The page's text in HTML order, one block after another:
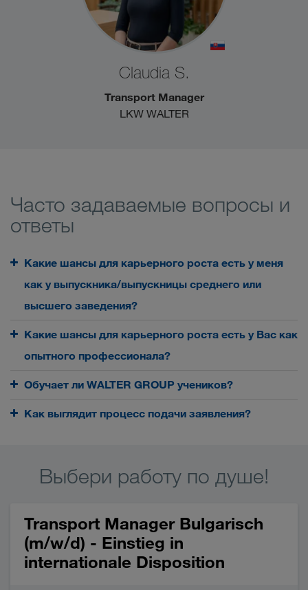
Claudia S.
Transport Manager
LKW WALTER
Часто задаваемые вопросы и
ответы
Какие шансы для карьерного роста есть у меня
как у выпускника/выпускницы среднего или
высшего заведения?
Какие шансы для карьерного роста есть у Вас как
опытного профессионала?
Обучает ли WALTER GROUP учеников?
Как выглядит процесс подачи заявления?
Выбери работу по душе!
Transport Manager Bulgarisch
(m/w/d) - Einstieg in
internationale Disposition